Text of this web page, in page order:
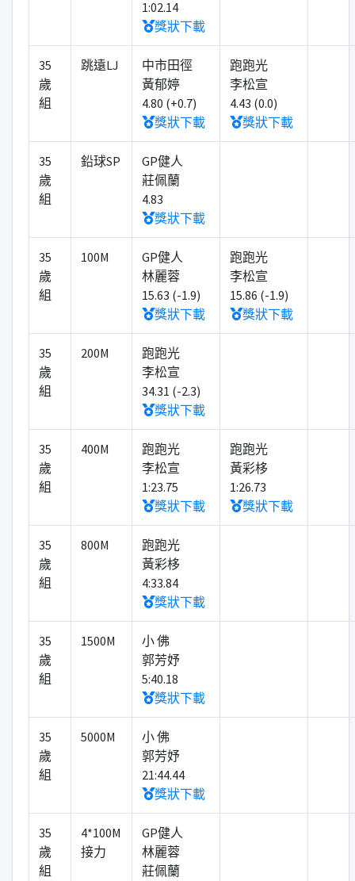
1:02.14
獎狀下載
35
歲
組
跳遠LJ
中市田徑
黃郁婷
4.80 (+0.7)
獎狀下載
跑跑光
李松宣
4.43 (0.0)
獎狀下載
35
歲
組
鉛球SP
GP健人
莊佩蘭
4.83
獎狀下載
35
歲
組
100M
GP健人
林麗蓉
15.63 (-1.9)
獎狀下載
跑跑光
李松宣
15.86 (-1.9)
獎狀下載
35
歲
組
200M
跑跑光
李松宣
34.31 (-2.3)
獎狀下載
35
歲
組
400M
跑跑光
李松宣
1:23.75
獎狀下載
跑跑光
黃彩栘
1:26.73
獎狀下載
35
歲
組
800M
跑跑光
黃彩栘
4:33.84
獎狀下載
35
歲
組
1500M
小 佛
郭芳妤
5:40.18
獎狀下載
35
歲
組
5000M
小 佛
郭芳妤
21:44.44
獎狀下載
35
歲
組
4*100M
接力
GP健人
林麗蓉
莊佩蘭